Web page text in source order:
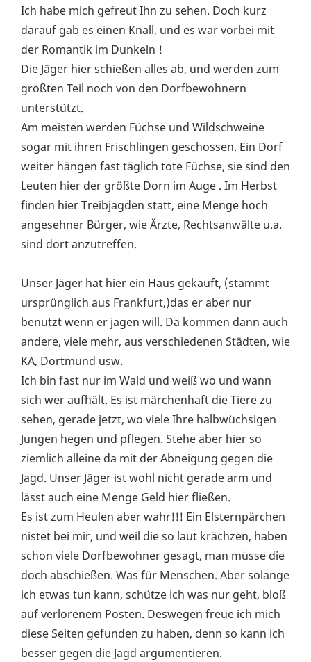
Ich habe mich gefreut Ihn zu sehen. Doch kurz
darauf gab es einen Knall, und es war vorbei mit
der Romantik im Dunkeln !
Die Jäger hier schießen alles ab, und werden zum
größten Teil noch von den Dorfbewohnern
unterstützt.
Am meisten werden Füchse und Wildschweine
sogar mit ihren Frischlingen geschossen. Ein Dorf
weiter hängen fast täglich tote Füchse, sie sind den
Leuten hier der größte Dorn im Auge . Im Herbst
finden hier Treibjagden statt, eine Menge hoch
angesehner Bürger, wie Ärzte, Rechtsanwälte u.a.
sind dort anzutreffen.
Unser Jäger hat hier ein Haus gekauft, (stammt
ursprünglich aus Frankfurt,)das er aber nur
benutzt wenn er jagen will. Da kommen dann auch
andere, viele mehr, aus verschiedenen Städten, wie
KA, Dortmund usw.
Ich bin fast nur im Wald und weiß wo und wann
sich wer aufhält. Es ist märchenhaft die Tiere zu
sehen, gerade jetzt, wo viele Ihre halbwüchsigen
Jungen hegen und pflegen. Stehe aber hier so
ziemlich alleine da mit der Abneigung gegen die
Jagd. Unser Jäger ist wohl nicht gerade arm und
lässt auch eine Menge Geld hier fließen.
Es ist zum Heulen aber wahr!!! Ein Elsternpärchen
nistet bei mir, und weil die so laut krächzen, haben
schon viele Dorfbewohner gesagt, man müsse die
doch abschießen. Was für Menschen. Aber solange
ich etwas tun kann, schütze ich was nur geht, bloß
auf verlorenem Posten. Deswegen freue ich mich
diese Seiten gefunden zu haben, denn so kann ich
besser gegen die Jagd argumentieren.